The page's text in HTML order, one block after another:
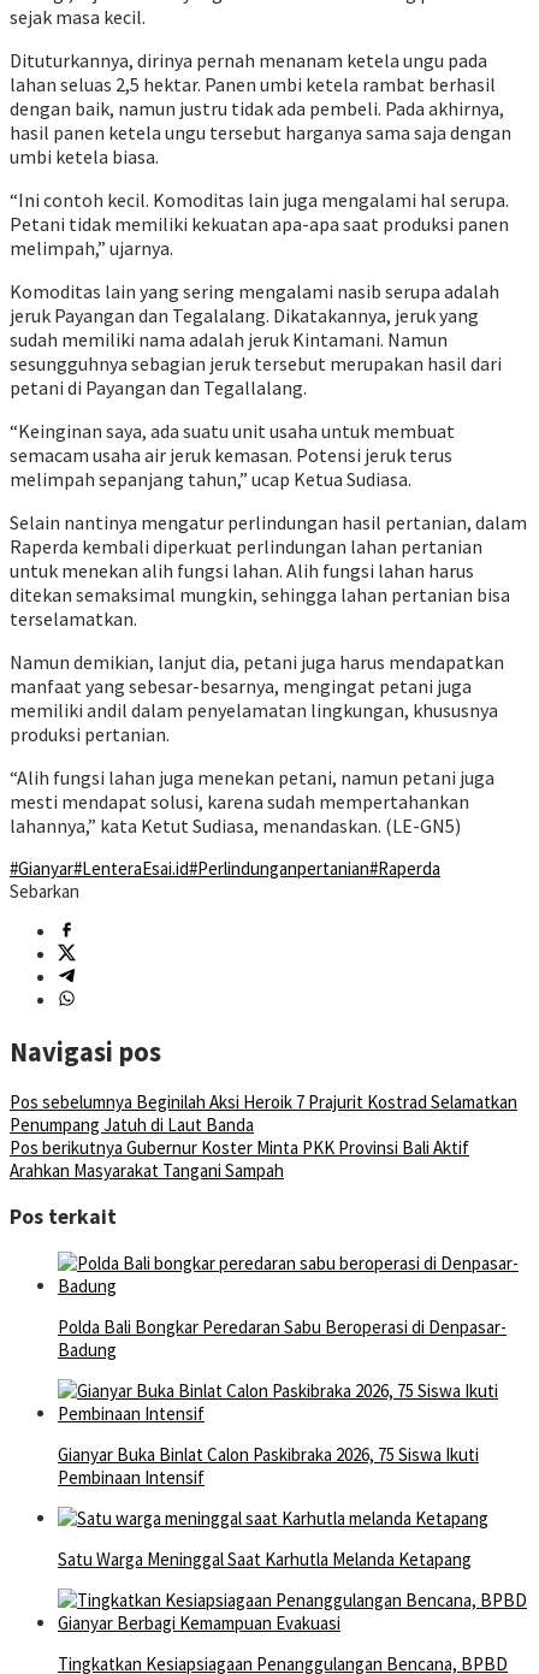
sejak masa kecil.
Dituturkannya, dirinya pernah menanam ketela ungu pada
lahan seluas 2,5 hektar. Panen umbi ketela rambat berhasil
dengan baik, namun justru tidak ada pembeli. Pada akhirnya,
hasil panen ketela ungu tersebut harganya sama saja dengan
umbi ketela biasa.
“Ini contoh kecil. Komoditas lain juga mengalami hal serupa.
Petani tidak memiliki kekuatan apa-apa saat produksi panen
melimpah,” ujarnya.
Komoditas lain yang sering mengalami nasib serupa adalah
jeruk Payangan dan Tegalalang. Dikatakannya, jeruk yang
sudah memiliki nama adalah jeruk Kintamani. Namun
sesungguhnya sebagian jeruk tersebut merupakan hasil dari
petani di Payangan dan Tegallalang.
“Keinginan saya, ada suatu unit usaha untuk membuat
semacam usaha air jeruk kemasan. Potensi jeruk terus
melimpah sepanjang tahun,” ucap Ketua Sudiasa.
Selain nantinya mengatur perlindungan hasil pertanian, dalam
Raperda kembali diperkuat perlindungan lahan pertanian
untuk menekan alih fungsi lahan. Alih fungsi lahan harus
ditekan semaksimal mungkin, sehingga lahan pertanian bisa
terselamatkan.
Namun demikian, lanjut dia, petani juga harus mendapatkan
manfaat yang sebesar-besarnya, mengingat petani juga
memiliki andil dalam penyelamatan lingkungan, khususnya
produksi pertanian.
“Alih fungsi lahan juga menekan petani, namun petani juga
mesti mendapat solusi, karena sudah mempertahankan
lahannya,” kata Ketut Sudiasa, menandaskan. (LE-GN5)
#Gianyar#LenteraEsai.id#Perlindunganpertanian#Raperda
Sebarkan
Navigasi pos
Pos sebelumnya Beginilah Aksi Heroik 7 Prajurit Kostrad Selamatkan
Penumpang Jatuh di Laut Banda
Pos berikutnya Gubernur Koster Minta PKK Provinsi Bali Aktif
Arahkan Masyarakat Tangani Sampah
Pos terkait
Polda Bali Bongkar Peredaran Sabu Beroperasi di Denpasar-
Badung
Gianyar Buka Binlat Calon Paskibraka 2026, 75 Siswa Ikuti
Pembinaan Intensif
Satu Warga Meninggal Saat Karhutla Melanda Ketapang
Tingkatkan Kesiapsiagaan Penanggulangan Bencana, BPBD